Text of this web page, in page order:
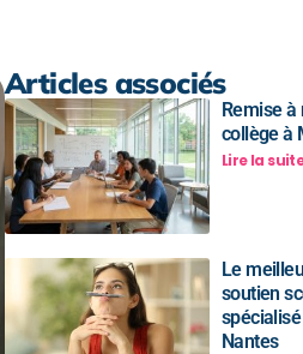
Articles associés
Remise à
collège à
Lire la
Le
soutien
Nantes